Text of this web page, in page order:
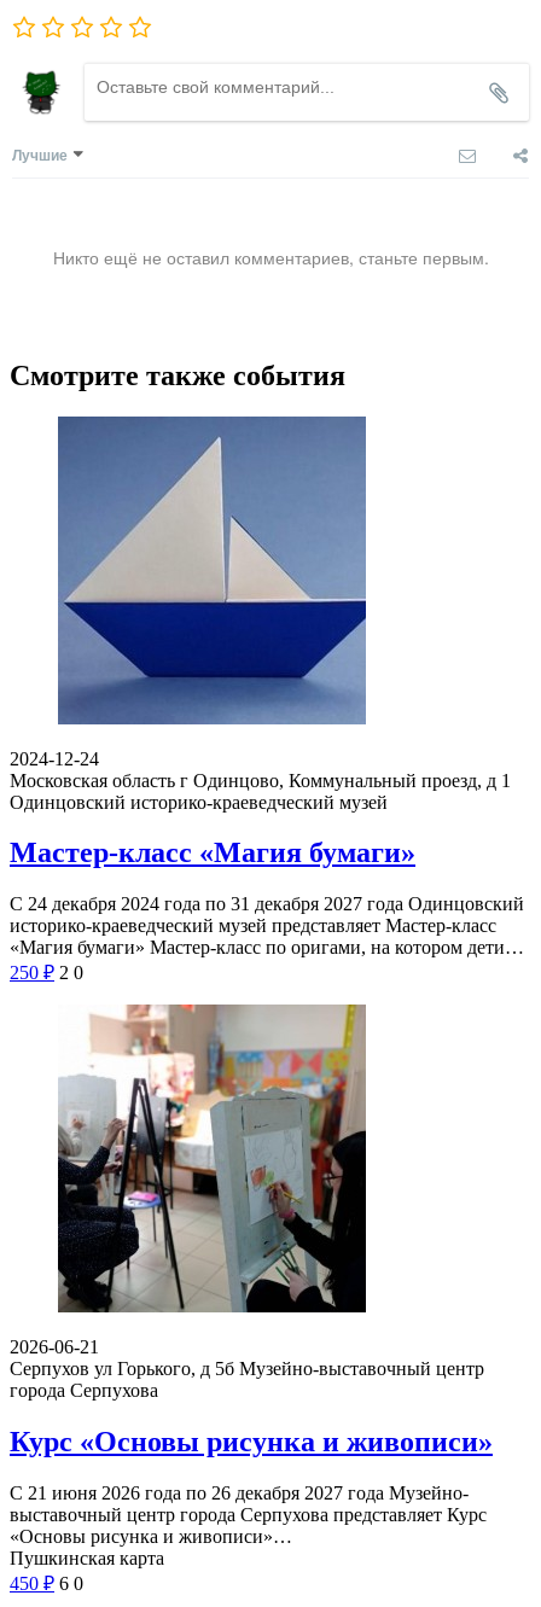
Лучшие
Никто ещё не оставил комментариев, станьте первым.
Смотрите также события
2024-12-24
Московская область г Одинцово, Коммунальный проезд, д 1
Одинцовский историко-краеведческий музей
Мастер-класс «Магия бумаги»
С 24 декабря 2024 года по 31 декабря 2027 года Одинцовский
историко-краеведческий музей представляет Мастер-класс
«Магия бумаги» Мастер-класс по оригами, на котором дети…
250 ₽ 2 0
2026-06-21
Серпухов ул Горького, д 5б Музейно-выставочный центр
города Серпухова
Курс «Основы рисунка и живописи»
С 21 июня 2026 года по 26 декабря 2027 года Музейно-
выставочный центр города Серпухова представляет Курс
«Основы рисунка и живописи»…
Пушкинская карта
450 ₽ 6 0